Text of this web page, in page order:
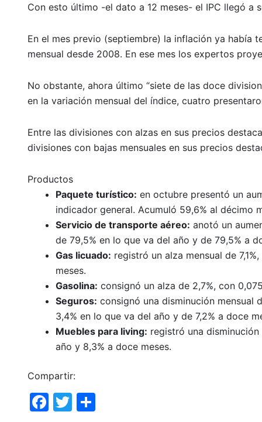
Con esto último -el dato a 12 meses- el IPC llegó a
En el mes previo (septiembre) la inflación ya había
mensual desde 2008. En ese mes los expertos
No obstante, ahora último “siete de las doce
en la variación mensual del índice, cuatro
Entre las divisiones con alzas en sus precios
divisiones con bajas mensuales en sus precios
Productos
Paquete turístico: en octubre presentó un
indicador general. Acumuló 59,6% al décimo
Servicio de transporte aéreo: anotó un
de 79,5% en lo que va del año y de 79,5% a
Gas licuado: registró un alza mensual de
meses.
Gasolina: consignó un alza de 2,7%, con
Seguros: consignó una disminución mensual
3,4% en lo que va del año y de 7,2% a doce
Muebles para living: registró una
año y 8,3% a doce meses.
Compartir:
F
T